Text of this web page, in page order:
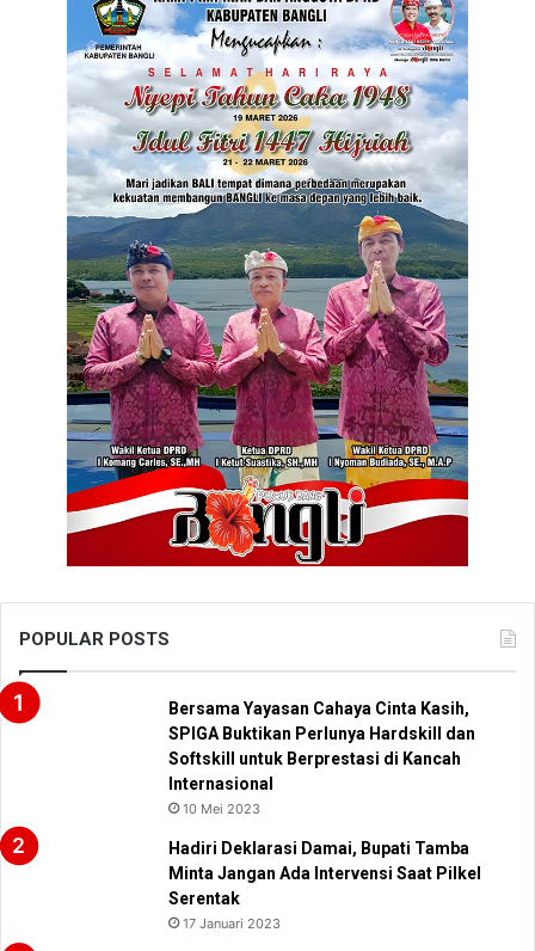
POPULAR POSTS
Bersama Yayasan Cahaya Cinta Kasih,
SPIGA Buktikan Perlunya Hardskill dan
Softskill untuk Berprestasi di Kancah
Internasional
10 Mei 2023
Hadiri Deklarasi Damai, Bupati Tamba
Minta Jangan Ada Intervensi Saat Pilkel
Serentak
17 Januari 2023